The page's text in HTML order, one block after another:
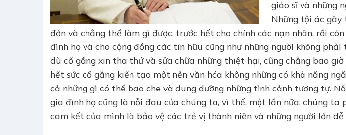
giáo sĩ và những
Những tội ác gây
đớn và chẳng thể làm gì được, trước hết cho chính các nạn nhân, rồi
đình họ và cho cộng đồng các tín hữu cũng như những người không
dù cố gắng xin tha thứ và sửa chữa những thiệt hại, cũng chẳng bao
hết sức cố gắng kiến tạo một nền văn hóa không những có khả năng
cả những gì có thể bao che và dung dưỡng những tình cảnh tương tự.
gia đình họ cũng là nỗi đau của chúng ta, vì thế, một lần nữa, chúng
cam kết của mình là bảo vệ các trẻ vị thành niên và những người lớn